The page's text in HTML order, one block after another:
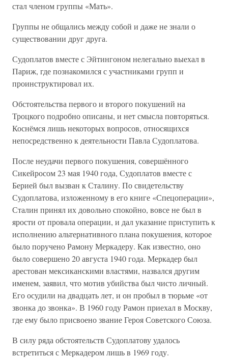
стал членом группы «Мать».
Группы не общались между собой и даже не знали о
существовании друг друга.
Судоплатов вместе с Эйтингоном нелегально выехал в
Париж, где познакомился с участниками групп и
проинструктировал их.
Обстоятельства первого и второго покушений на
Троцкого подробно описаны, и нет смысла повторяться.
Коснёмся лишь некоторых вопросов, относящихся
непосредственно к деятельности Павла Судоплатова.
После неудачи первого покушения, совершённого
Сикейросом 23 мая 1940 года, Судоплатов вместе с
Берией был вызван к Сталину. По свидетельству
Судоплатова, изложенному в его книге «Спецоперации»,
Сталин принял их довольно спокойно, вовсе не был в
ярости от провала операции, и дал указание приступить к
исполнению альтернативного плана покушения, которое
было поручено Рамону Меркадеру. Как известно, оно
было совершено 20 августа 1940 года. Меркадер был
арестован мексиканскими властями, назвался другим
именем, заявил, что мотив убийства был чисто личный.
Его осудили на двадцать лет, и он пробыл в тюрьме «от
звонка до звонка». В 1960 году Рамон приехал в Москву,
где ему было присвоено звание Героя Советского Союза.
В силу ряда обстоятельств Судоплатову удалось
встретиться с Меркадером лишь в 1969 году.